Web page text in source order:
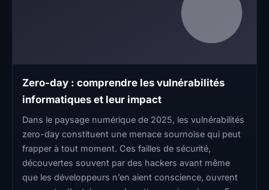
Zero-day : comprendre les vulnérabilités
informatiques et leur impact
Dans le paysage numérique de 2025, les vulnérabilités
zero-day constituent une menace sournoise qui peut
frapper à tout moment. Ces failles de sécurité,
découvertes souvent par des hackers avant même
que les développeurs n’en aient conscience, ouvrent